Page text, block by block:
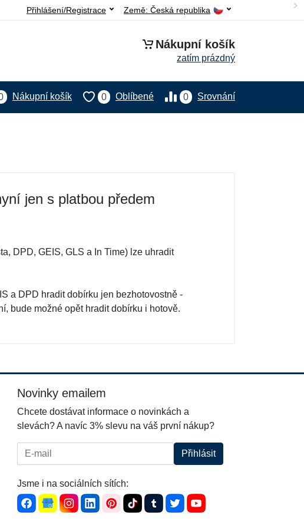
Země: Česká republika
Přihlášení/Registrace
Nákupní košík
zatím prázdný
0 Srovnání
0 Oblíbené
Nákupní košík
jen s platbou předem
DPD, GEIS, GLS a In Time) lze uhradit
a DPD hradit dobírku jen bezhotovostně -
bude možné opět hradit dobírku i hotově.
Novinky emailem
Chcete dostávat informace o novinkách a
slevách? A navíc 3% slevu na váš první nákup?
E-mail: Přihlásit
Jsme i na sociálních sítích: